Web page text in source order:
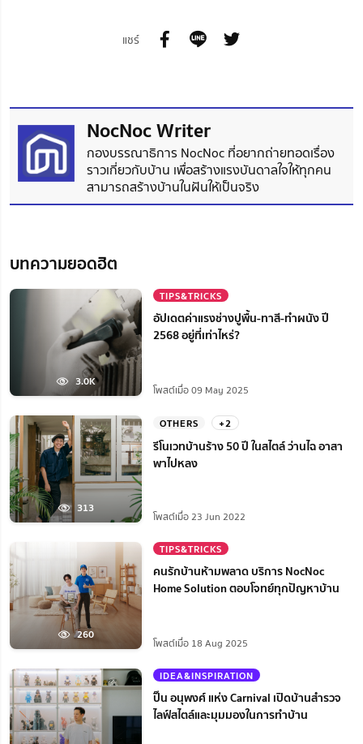
แชร์
NocNoc Writer
กองบรรณาธิการ NocNoc ที่อยากถ่ายทอดเรื่อง
ราวเกี่ยวกับบ้าน เพื่อสร้างแรงบันดาลใจให้ทุกคน
สามารถสร้างบ้านในฝันให้เป็นจริง
บทความยอดฮิต
3.0K
TIPS&TRICKS
อัปเดตค่าแรงช่างปูพื้น-ทาสี-ทำผนัง ปี
2568 อยู่ที่เท่าไหร่?
โพสต์เมื่อ 09 May 2025
313
OTHERS +2
รีโนเวทบ้านร้าง 50 ปี ในสไตล์ ว่านไฉ อาสา
พาไปหลง
โพสต์เมื่อ 23 Jun 2022
260
TIPS&TRICKS
คนรักบ้านห้ามพลาด บริการ NocNoc
Home Solution ตอบโจทย์ทุกปัญหาบ้าน
โพสต์เมื่อ 18 Aug 2025
IDEA&INSPIRATION
ปิ๊น อนุพงศ์ แห่ง Carnival เปิดบ้านสำรวจ
ไลฟ์สไตล์และมุมมองในการทำบ้าน